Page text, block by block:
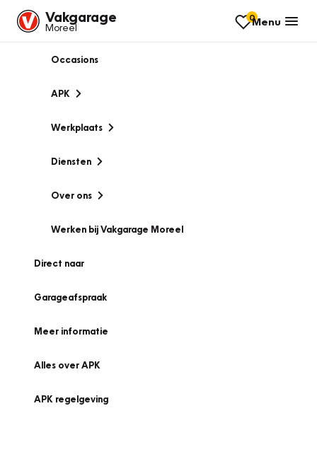
Vakgarage
Moreel
0Menu
Occasions
APK
Werkplaats
Diensten
Over ons
Werken bij Vakgarage Moreel
Direct naar
Garageafspraak
Meer informatie
Alles over APK
APK regelgeving